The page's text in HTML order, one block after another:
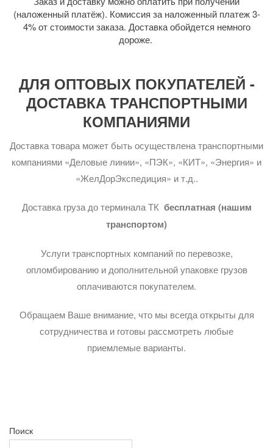
(наложенный платёж). Комиссия за наложенный платеж 3-
4% от стоимости заказа. Доставка обойдется немного
дороже.
ДЛЯ ОПТОВЫХ ПОКУПАТЕЛЕЙ -
ДОСТАВКА ТРАНСПОРТНЫМИ
КОМПАНИЯМИ
Доставка товара может быть осуществлена транспортными
компаниями «Деловые линии», «ПЭК», «КИТ», «Энергия» и
«ЖелДорЭкспедиция» и т.д..
Доставка груза до терминала ТК бесплатная (нашим
транспортом)
Услуги транспортных компаний по перевозке,
опломбированию и дополнительной упаковке грузов
оплачиваются покупателем.
Обращаем Ваше внимание, что мы всегда открыты для
сотрудничества и готовы рассмотреть любые
приемлемые варианты.
Поиск